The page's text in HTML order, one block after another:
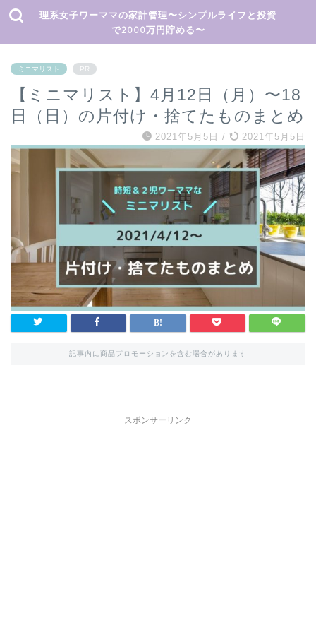
理系女子ワーママの家計管理〜シンプルライフと投資
で2000万円貯める〜
ミニマリスト PR
【ミニマリスト】4月12日（月）〜18
日（日）の片付け・捨てたものまとめ
2021年5月5日 / 2021年5月5日
記事内に商品プロモーションを含む場合があります
スポンサーリンク